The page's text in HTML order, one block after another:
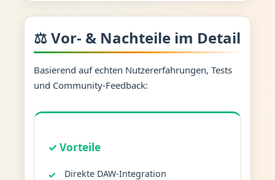
⚖️ Vor- & Nachteile im Detail
Basierend auf echten Nutzererfahrungen, Tests
und Community-Feedback:
✓ Vorteile
Direkte DAW-Integration